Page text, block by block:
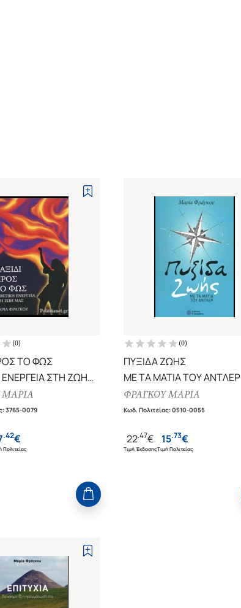
(0)
ΤΟ ΦΩΣ
ΣΤΗ ΖΩΗ
ΜΑΡΙΑ
:3765-0079
.42€
Πολιτείας
(0)
ΠΥΞΙΔΑ ΖΩΗΣ
ΜΕ ΤΑ ΜΑΤΙΑ ΤΟΥ ΑΝΤΛΕΡ
ΦΡΑΓΚΟΥ ΜΑΡΙΑ
Κωδ. Πολιτείας:0510-0055
22.47€
Τιμή Έκδοσης
15.73€
Τιμή Πολιτείας